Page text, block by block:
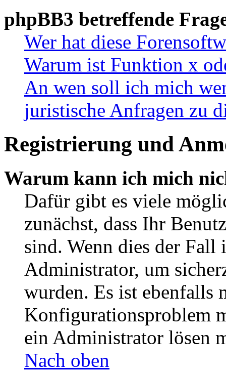
phpBB3 betreffende
Wer hat diese
Warum ist Funktion x
An wen soll ich mich
juristische Anfragen zu
Registrierung und
Warum kann ich mich
Dafür gibt es viele
zunächst, dass Ihr
sind. Wenn dies der Fall
Administrator, um
wurden. Es ist ebenfalls
Konfigurationsproblem
ein Administrator lösen
Nach oben